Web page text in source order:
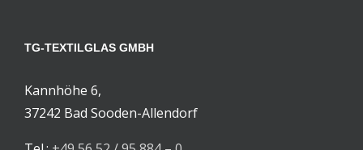
TG-TEXTILGLAS GMBH
Kannhöhe 6,
37242 Bad Sooden-Allendorf